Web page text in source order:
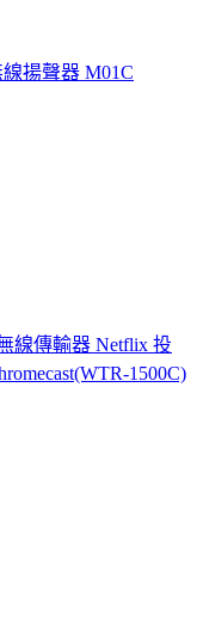
揚聲器 M01C
線傳輸器 Netflix 投
1500C)